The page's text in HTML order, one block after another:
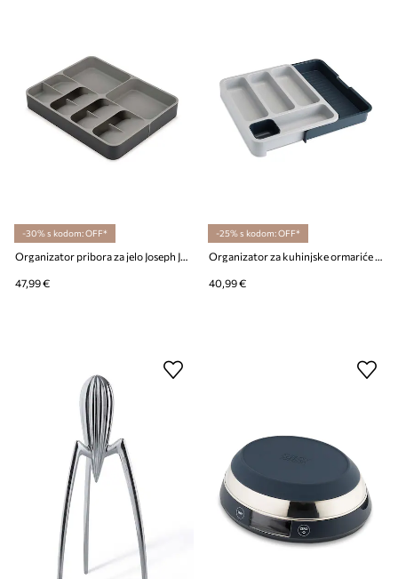
-30% s kodom: OFF*
Organizator pribora za jelo Joseph Joseph DrawerStore
47,99 €
-25% s kodom: OFF*
Organizator za kuhinjske ormariće Joseph Joseph
40,99 €